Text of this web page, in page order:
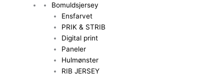
Bomuldsjersey
Ensfarvet
PRIK & STRIB
Digital print
Paneler
Hulmønster
RIB JERSEY